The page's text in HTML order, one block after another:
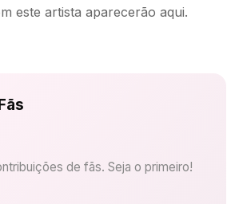
este artista aparecerão aqui.
de fãs. Seja o primeiro!